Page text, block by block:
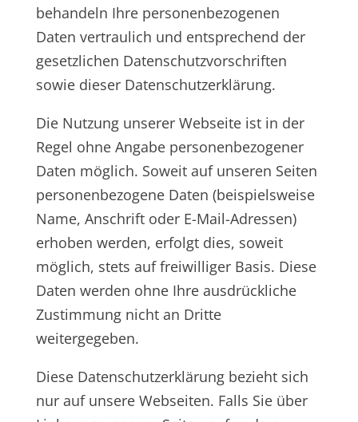
behandeln Ihre personenbezogenen
Daten vertraulich und entsprechend der
gesetzlichen Datenschutzvorschriften
sowie dieser Datenschutzerklärung.
Die Nutzung unserer Webseite ist in der
Regel ohne Angabe personenbezogener
Daten möglich. Soweit auf unseren Seiten
personenbezogene Daten (beispielsweise
Name, Anschrift oder E-Mail-Adressen)
erhoben werden, erfolgt dies, soweit
möglich, stets auf freiwilliger Basis. Diese
Daten werden ohne Ihre ausdrückliche
Zustimmung nicht an Dritte
weitergegeben.
Diese Datenschutzerklärung bezieht sich
nur auf unsere Webseiten. Falls Sie über